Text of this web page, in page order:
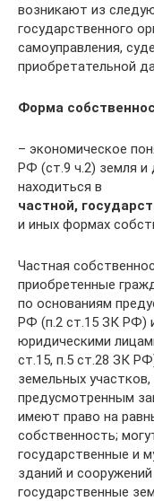
возникают из
государственного
самоуправления,
приобретательной
Форма
– экономическое
РФ (ст.9 ч.2) земля и
находиться в
частной,
и иных формах
Частная
приобретенные
по основаниям
РФ (п.2 ст.15 ЗК РФ)
юридическими
ст.15, п.5 ст.28 ЗК
земельных
предусмотренным
имеют право на
собственность;
государственные и
зданий и
государственные